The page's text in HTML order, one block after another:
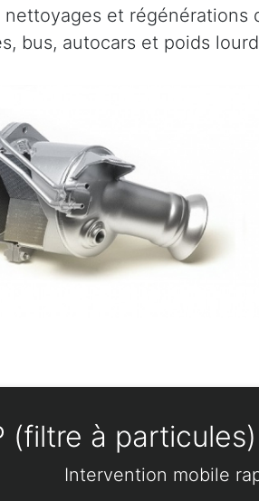
et
bus, autocars et poids
(filtre à
Intervention mobile